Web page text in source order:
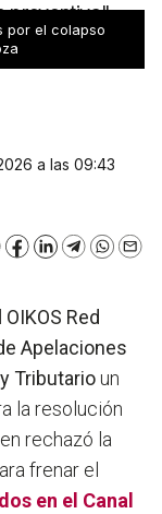
preventiva"
por el colapso
a las 09:43
Facebook
LinkedInTelegram
OIKOS Red
Apelaciones
Tributarioun
la resolución
rechazó la
frenar el
en el Canal